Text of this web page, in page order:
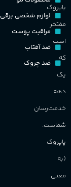
اکسترکت دو پرفیوم
گروه بویایی
مناسب برای
آقایان
پاپروک
مفتخر
است
که
یک
دهه
خدمت‌رسان
شماست.
پاپروک
(به
معنی
لوازم شخصی برقی
مراقبت پوست
ضد آفتاب
ضد چروک